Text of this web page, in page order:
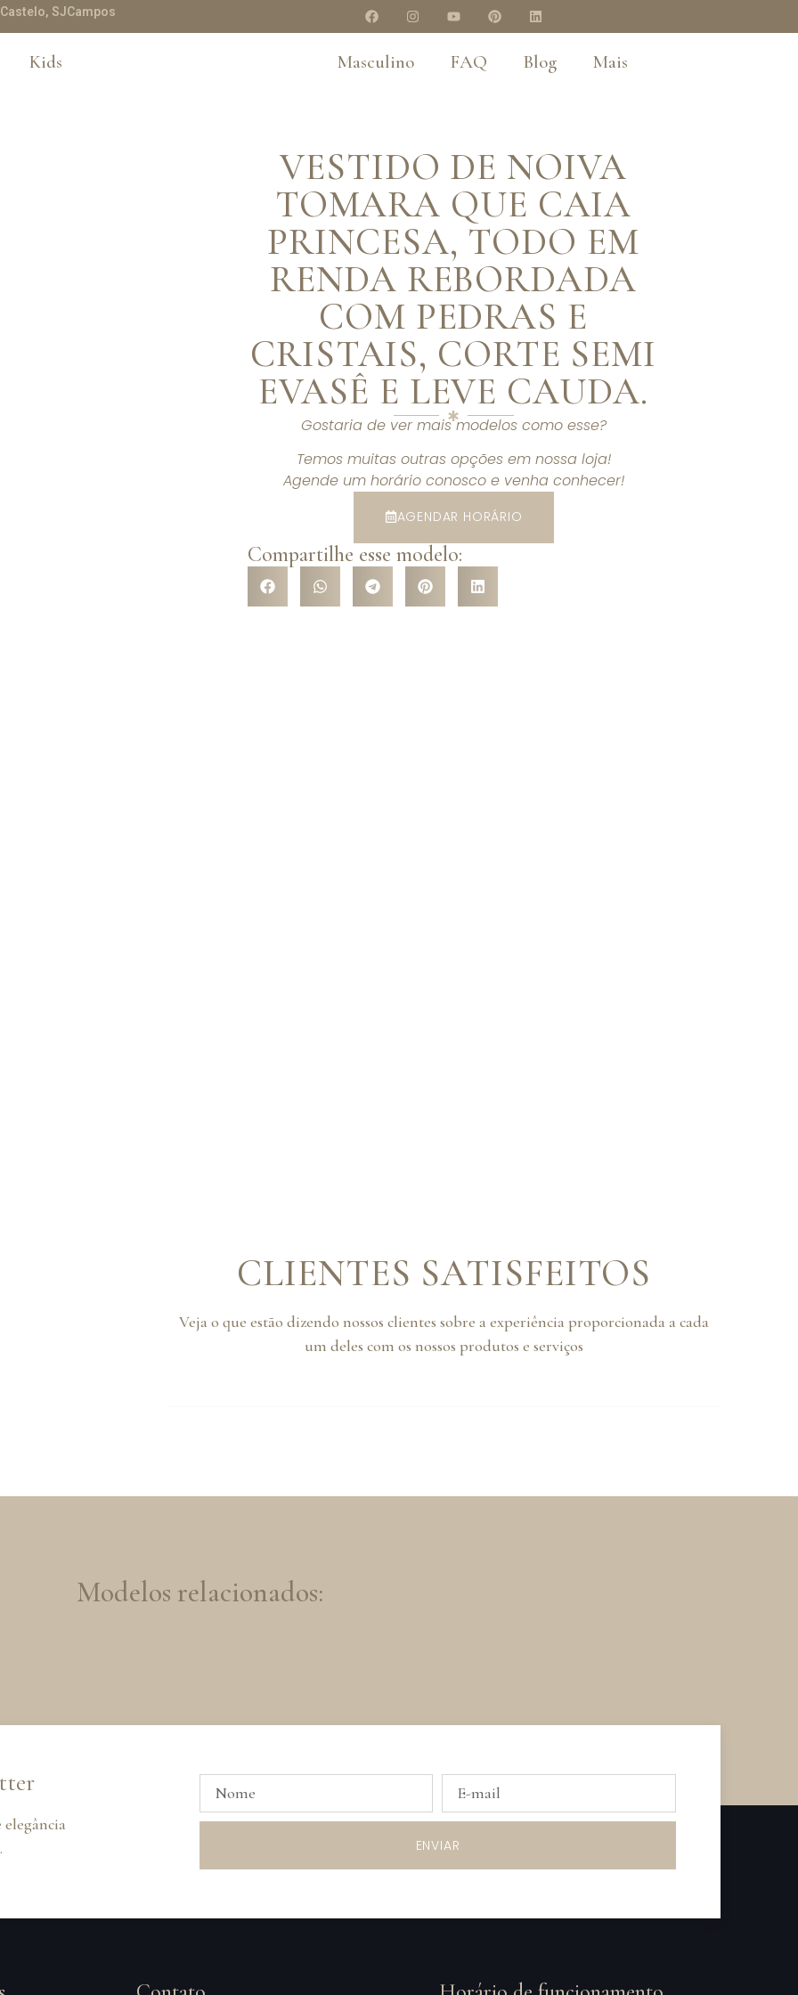
SJCampos
Kids Masculino FAQ Blog Mais
VESTIDO DE NOIVA
TOMARA QUE CAIA
PRINCESA, TODO EM
RENDA REBORDADA
COM PEDRAS E
CRISTAIS, CORTE SEMI
EVASÊ E LEVE CAUDA.
Gostaria de ver mais modelos como esse?
Temos muitas outras opções em nossa loja!
Agende um horário conosco e venha conhecer!
AGENDAR HORÁRIO
Compartilhe esse modelo:
CLIENTES SATISFEITOS
Veja o que estão dizendo nossos clientes sobre a experiência proporcionada a cada
um deles com os nossos produtos e serviços
Modelos relacionados:
ENVIAR